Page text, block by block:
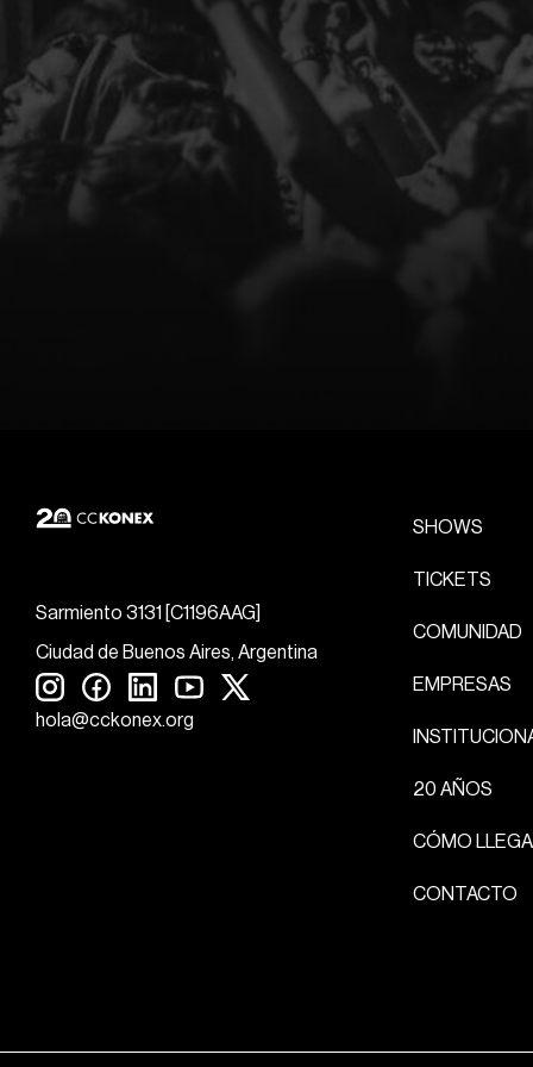
Sarmiento 3131 [C1196AAG]
Ciudad de Buenos Aires, Argentina
hola@cckonex.org
SHOWS
TICKETS
COMUNIDAD
EMPRESAS
20 AÑOS
CÓMO
CONTACTO